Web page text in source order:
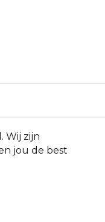
Wij zijn
jou de best